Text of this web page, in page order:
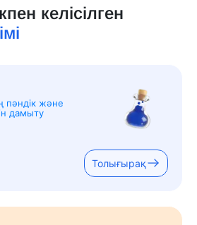
келісілген
пәндік және
дамыту
Толығырақ